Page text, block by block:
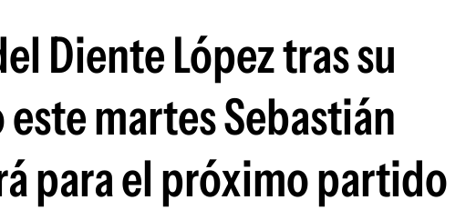
Siguenos en:
Diente López tras su
martes Sebastián
para el próximo partido